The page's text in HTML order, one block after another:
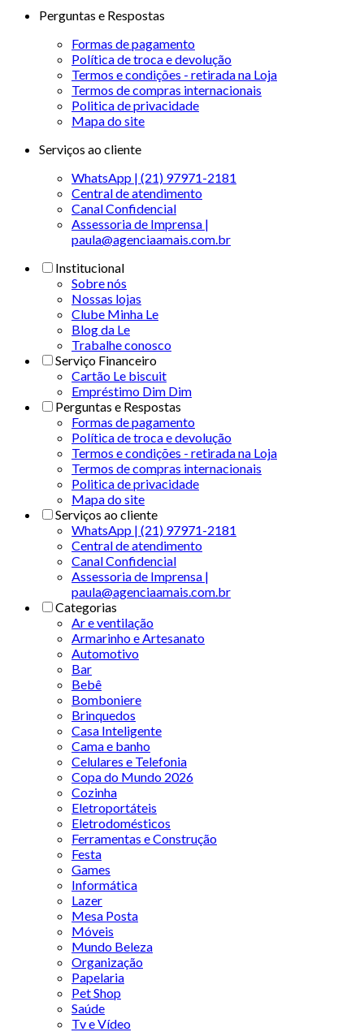
Perguntas e Respostas
Formas de pagamento
Política de troca e devolução
Termos e condições - retirada na Loja
Termos de compras internacionais
Politica de privacidade
Mapa do site
Serviços ao cliente
WhatsApp | (21) 97971-2181
Central de atendimento
Canal Confidencial
Assessoria de Imprensa |
paula@agenciaamais.com.br
Institucional
Sobre nós
Nossas lojas
Clube Minha Le
Blog da Le
Trabalhe conosco
Serviço Financeiro
Cartão Le biscuit
Empréstimo Dim Dim
Perguntas e Respostas
Formas de pagamento
Política de troca e devolução
Termos e condições - retirada na Loja
Termos de compras internacionais
Politica de privacidade
Mapa do site
Serviços ao cliente
WhatsApp | (21) 97971-2181
Central de atendimento
Canal Confidencial
Assessoria de Imprensa |
paula@agenciaamais.com.br
Categorias
Ar e ventilação
Armarinho e Artesanato
Automotivo
Bar
Bebê
Bomboniere
Brinquedos
Casa Inteligente
Cama e banho
Celulares e Telefonia
Copa do Mundo 2026
Cozinha
Eletroportáteis
Eletrodomésticos
Ferramentas e Construção
Festa
Games
Informática
Lazer
Mesa Posta
Móveis
Mundo Beleza
Organização
Papelaria
Pet Shop
Saúde
Tv e Vídeo